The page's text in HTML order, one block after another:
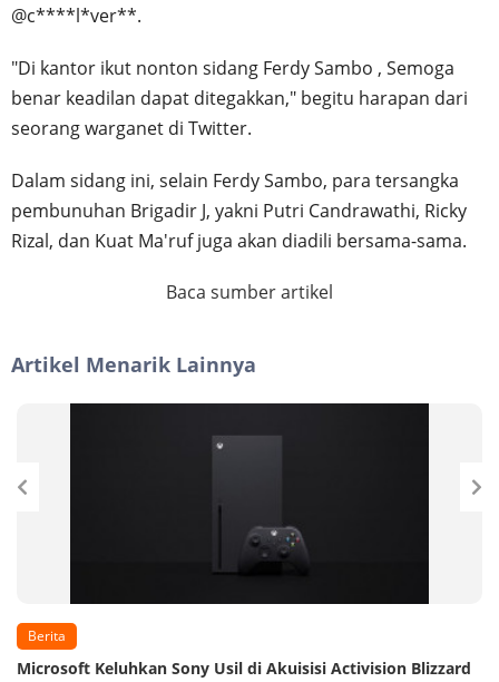
@c****l*ver**.
"Di kantor ikut nonton sidang Ferdy Sambo , Semoga
benar keadilan dapat ditegakkan," begitu harapan dari
seorang warganet di Twitter.
Dalam sidang ini, selain Ferdy Sambo, para tersangka
pembunuhan Brigadir J, yakni Putri Candrawathi, Ricky
Rizal, dan Kuat Ma'ruf juga akan diadili bersama-sama.
Baca sumber artikel
Artikel Menarik Lainnya
Berita
Microsoft Keluhkan Sony Usil di Akuisisi Activision Blizzard